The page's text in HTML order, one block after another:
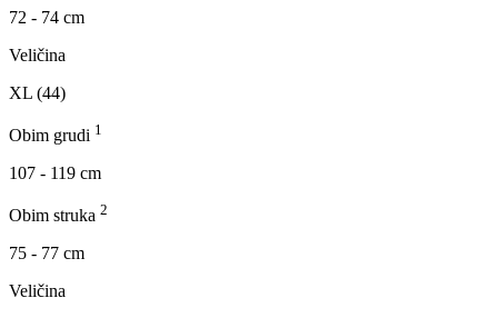
72 - 74 cm
Veličina
XL (44)
Obim grudi 1
107 - 119 cm
Obim struka 2
75 - 77 cm
Veličina